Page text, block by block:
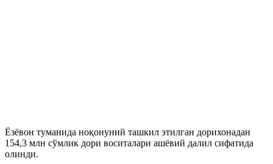
Ёзёвон туманида ноқонуний ташкил этилган дорихонадан
154,3 млн сўмлик дори воситалари ашёвий далил сифатида
олинди.